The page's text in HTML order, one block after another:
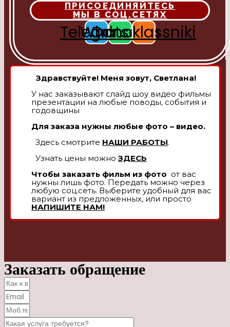
ПРИСОЕДИНЯЙТЕСЬ
МЫ В СОЦ.СЕТЯХ
Telegram
Whatsapp
Odnoklassniki
Здравствуйте! Меня зовут, Светлана!
У нас заказывают слайд шоу видео фильмы
презентации на любые поводы, события и
годовщины
Для заказа нужны любые фото – видео.
Здесь смотрите НАШИ РАБОТЫ.
Узнать цены можно ЗДЕСЬ
Чтобы заказать фильм из фото от вас
нужны лишь фото. Передать можно через
любую соц.сеть. Выберите удобный для вас
вариант из предложенных, или просто
НАПИШИТЕ НАМ!
Заказать обращение